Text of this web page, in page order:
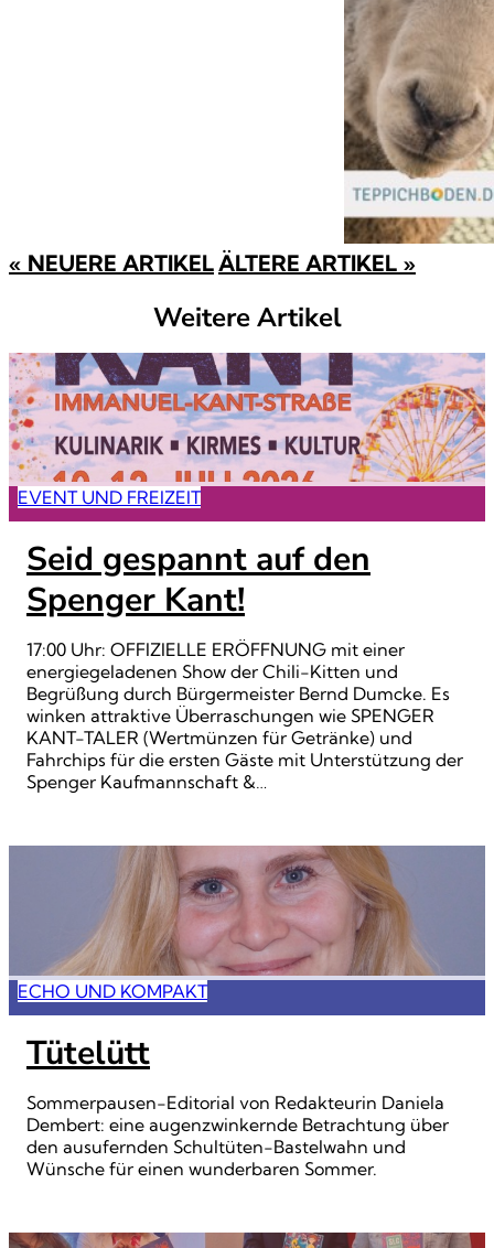
« NEUERE ARTIKELÄLTERE ARTIKEL »
Weitere Artikel
EVENT UND FREIZEIT
Seid gespannt auf den
Spenger Kant!
17:00 Uhr: OFFIZIELLE ERÖFFNUNG mit einer
energiegeladenen Show der Chili-Kitten und
Begrüßung durch Bürgermeister Bernd Dumcke. Es
winken attraktive Überraschungen wie SPENGER
KANT-TALER (Wertmünzen für Getränke) und
Fahrchips für die ersten Gäste mit Unterstützung der
Spenger Kaufmannschaft &…
ECHO UND KOMPAKT
Tütelütt
Sommerpausen-Editorial von Redakteurin Daniela
Dembert: eine augenzwinkernde Betrachtung über
den ausufernden Schultüten-Bastelwahn und
Wünsche für einen wunderbaren Sommer.